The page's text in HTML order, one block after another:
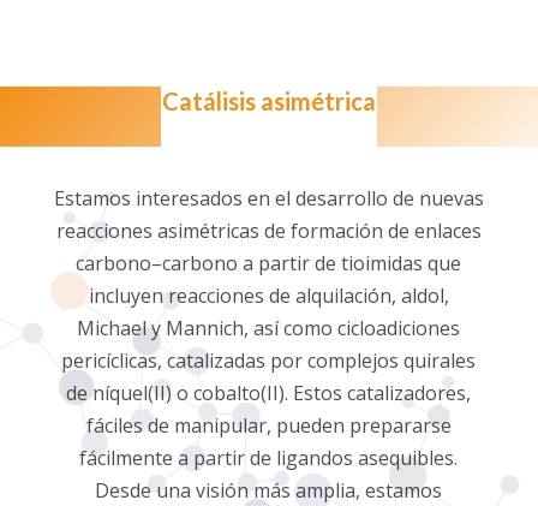
Catálisis asimétrica
Estamos interesados en el desarrollo de nuevas
reacciones asimétricas de formación de enlaces
carbono–carbono a partir de tioimidas que
incluyen reacciones de alquilación, aldol,
Michael y Mannich, así como cicloadiciones
pericíclicas, catalizadas por complejos quirales
de níquel(II) o cobalto(II). Estos catalizadores,
fáciles de manipular, pueden prepararse
fácilmente a partir de ligandos asequibles.
Desde una visión más amplia, estamos